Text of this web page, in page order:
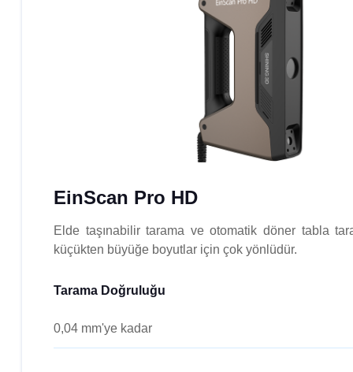
EinScan Pro HD
Elde taşınabilir tarama ve otomatik döner tabla
küçükten büyüğe boyutlar için çok yönlüdür.
Tarama Doğruluğu
0,04 mm'ye kadar